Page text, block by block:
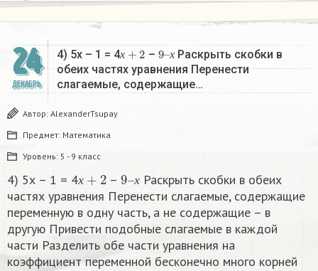
24
ДЕКАБРЬ
4) 5х – 1 = 4х
х+2 – х
9–
х
Раскрыть скобки в
обеих частях уравнения Перенести
слагаемые, содержащие…
Автор: AlexanderTsupay
Предмет: Математика
Уровень: 5 - 9 класс
4) 5х – 1 = 4х – х
9
х
Раскрыть скобки в обеих
частях уравнения Перенести слагаемые, содержащие
переменную в одну часть, а не содержащие – в
другую Привести подобные слагаемые в каждой
части Разделить обе части уравнения на
коэффициент переменной бесконечно много корней​